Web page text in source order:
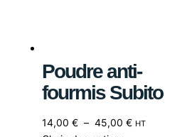
Poudre anti-
fourmis Subito
14,00 € – 45,00 € HT